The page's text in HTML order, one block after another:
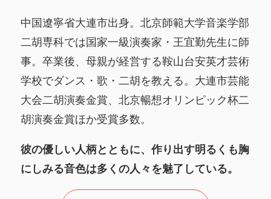
中国遼寧省大連市出身。北京師範大学音楽学部
二胡専科では国家一級演奏家・王宜勤先生に師
事。卒業後、母親が経営する鞍山台安英才芸術
学校でダンス・歌・二胡を教える。大連市芸能
大会二胡演奏金賞、北京暢想オリンピック杯二
胡演奏金賞ほか受賞多数。
彼の優しい人柄とともに、作り出す明るくも胸
にしみる音色は多くの人々を魅了している。